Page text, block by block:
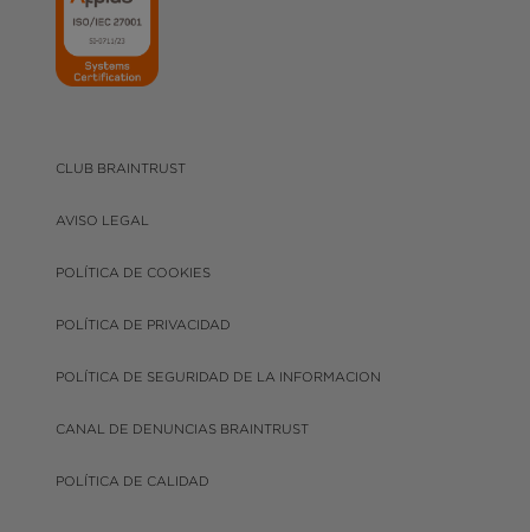
CLUB BRAINTRUST
AVISO LEGAL
POLÍTICA DE COOKIES
POLÍTICA DE PRIVACIDAD
POLÍTICA DE SEGURIDAD DE LA INFORMACION
CANAL DE DENUNCIAS BRAINTRUST
POLÍTICA DE CALIDAD